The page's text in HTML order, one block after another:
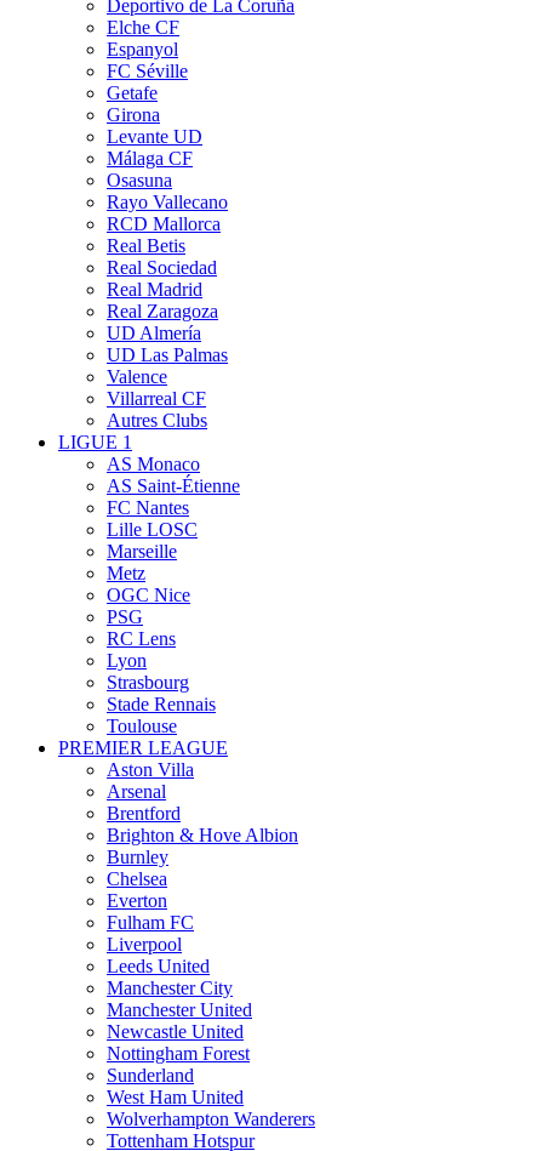
Deportivo de La Coruña
Elche CF
Espanyol
FC Séville
Getafe
Girona
Levante UD
Málaga CF
Osasuna
Rayo Vallecano
RCD Mallorca
Real Betis
Real Sociedad
Real Madrid
Real Zaragoza
UD Almería
UD Las Palmas
Valence
Villarreal CF
Autres Clubs
LIGUE 1
AS Monaco
AS Saint-Étienne
FC Nantes
Lille LOSC
Marseille
Metz
OGC Nice
PSG
RC Lens
Lyon
Strasbourg
Stade Rennais
Toulouse
PREMIER LEAGUE
Aston Villa
Arsenal
Brentford
Brighton & Hove Albion
Burnley
Chelsea
Everton
Fulham FC
Liverpool
Leeds United
Manchester City
Manchester United
Newcastle United
Nottingham Forest
Sunderland
West Ham United
Wolverhampton Wanderers
Tottenham Hotspur